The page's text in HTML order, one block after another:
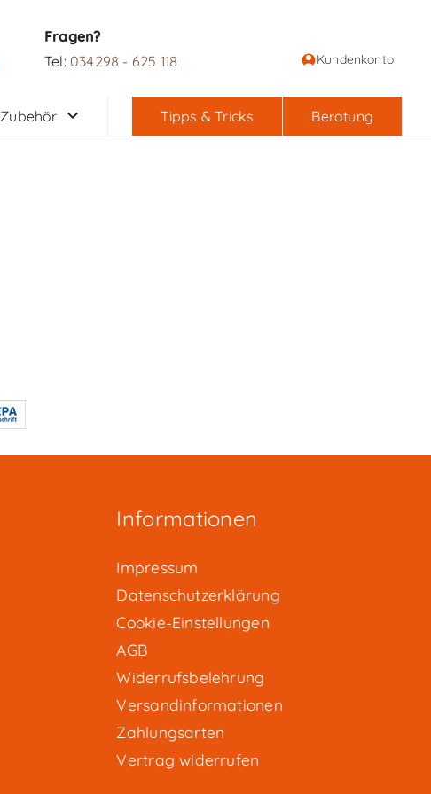
Kundenkonto
Fragen?
Tel: 034298 - 625 118
Zubehör Tipps & Tricks Beratung
Informationen
Impressum
Datenschutzerklärung
Cookie-Einstellungen
AGB
Widerrufsbelehrung
Versandinformationen
Zahlungsarten
Vertrag widerrufen